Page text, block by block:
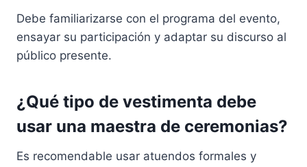
Debe familiarizarse con el programa del evento,
ensayar su participación y adaptar su discurso al
público presente.
¿Qué tipo de vestimenta debe
usar una maestra de ceremonias?
Es recomendable usar atuendos formales y